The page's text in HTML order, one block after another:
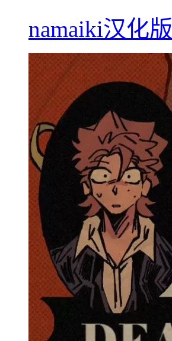
namaiki汉化版